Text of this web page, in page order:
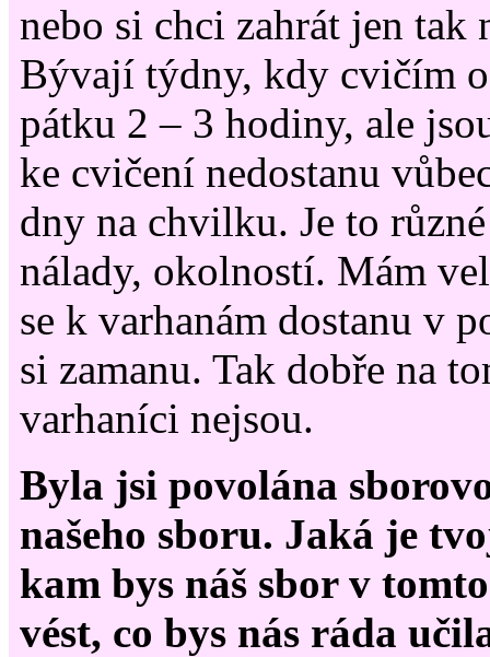
nebo si chci zahrát jen tak
Bývají týdny, kdy cvičím
pátku 2 – 3 hodiny, ale
ke cvičení nedostanu
dny na chvilku. Je to
nálady, okolností. Mám
se k varhanám dostanu v
si zamanu. Tak dobře na
varhaníci nejsou.
Byla jsi povolána
našeho sboru. Jaká je
kam bys náš sbor v
vést, co bys nás ráda